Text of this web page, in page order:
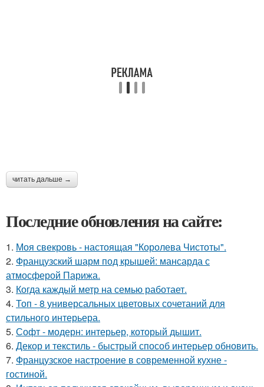
читать дальше →
Последние обновления на сайте:
1. Моя свекровь - настоящая "Королева Чистоты".
2. Французский шарм под крышей: мансарда с
атмосферой Парижа.
3. Когда каждый метр на семью работает.
4. Топ - 8 универсальных цветовых сочетаний для
стильного интерьера.
5. Софт - модерн: интерьер, который дышит.
6. Декор и текстиль - быстрый способ интерьер обновить.
7. Французское настроение в современной кухне -
гостиной.